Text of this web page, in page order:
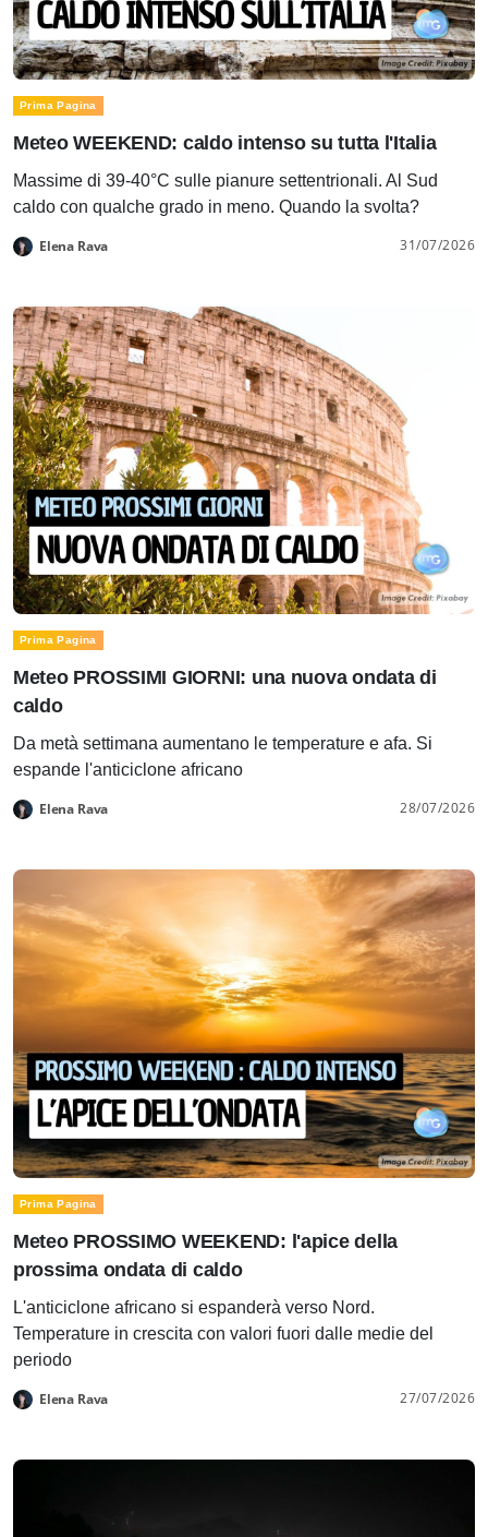
Prima Pagina
Meteo WEEKEND: caldo intenso su tutta l'Italia
Massime di 39-40°C sulle pianure settentrionali. Al Sud
caldo con qualche grado in meno. Quando la svolta?
Elena Rava 31/07/2026
Prima Pagina
Meteo PROSSIMI GIORNI: una nuova ondata di
caldo
Da metà settimana aumentano le temperature e afa. Si
espande l'anticiclone africano
Elena Rava 28/07/2026
Prima Pagina
Meteo PROSSIMO WEEKEND: l'apice della
prossima ondata di caldo
L'anticiclone africano si espanderà verso Nord.
Temperature in crescita con valori fuori dalle medie del
periodo
Elena Rava 27/07/2026